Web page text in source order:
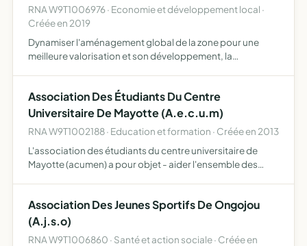
RNA W9T1006976 · Economie et développement local ·
Créée en 2019
Dynamiser l'aménagement global de la zone pour une
meilleure valorisation et son développement, la
concilier le d…
Association Des Étudiants Du Centre
Universitaire De Mayotte (A.e.c.u.m)
RNA W9T1002188 · Education et formation · Créée en 2013
L'association des étudiants du centre universitaire de
Mayotte (acumen) a pour objet - aider l'ensemble des
Association Des Jeunes Sportifs De Ongojou
(A.j.s.o)
RNA W9T1006860 · Santé et action sociale · Créée en